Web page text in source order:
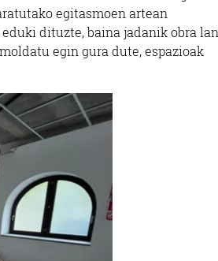
egitasmoen artean
dituzte, baina jadanik obra
egin gura dute, espazioak